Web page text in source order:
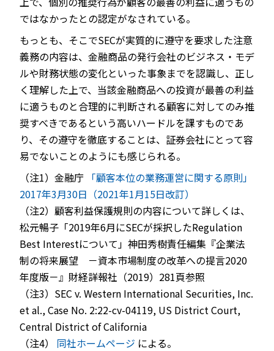
ではなかったとの認定がなされている。
もっとも、そこでSECが実質的に遵守を要求した注意
義務の内容は、金融商品の発行会社のビジネス・モデ
ルや財務状態の変化といった事象までを認識し、正し
く理解した上で、当該金融商品への投資が最善の利益
に適うものと合理的に判断される顧客に対してのみ推
奨すべきであるという高いハードルを課すものであ
り、その遵守を徹底することは、証券会社にとって容
易でないことのようにも感じられる。
（注1）金融庁 「顧客本位の業務運営に関する原則」
2017年3月30日（2021年1月15日改訂）
（注2）顧客利益保護規則の内容について詳しくは、
松元暢子「2019年6月にSECが採択したRegulation
Best Interestについて」神田秀樹責任編集『企業法
制の将来展望 －資本市場制度の改革への提言2020
年度版－』財経詳報社（2019）281頁参照
（注3）SEC v. Western International Securities, Inc.
et al., Case No. 2:22-cv-04119, US District Court,
Central District of California
（注4） 同社ホームページ による。